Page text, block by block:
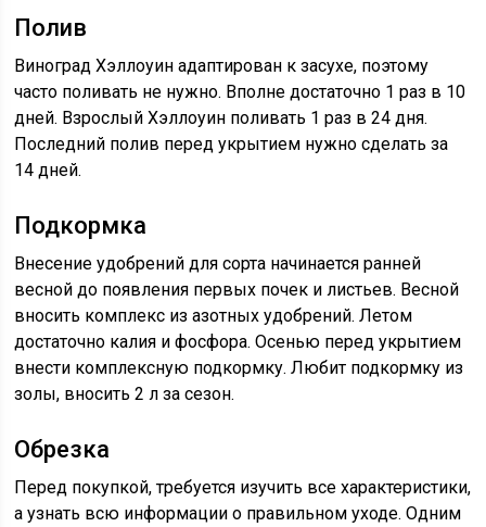
Полив
Виноград Хэллоуин адаптирован к засухе, поэтому
часто поливать не нужно. Вполне достаточно 1 раз в 10
дней. Взрослый Хэллоуин поливать 1 раз в 24 дня.
Последний полив перед укрытием нужно сделать за
14 дней.
Подкормка
Внесение удобрений для сорта начинается ранней
весной до появления первых почек и листьев. Весной
вносить комплекс из азотных удобрений. Летом
достаточно калия и фосфора. Осенью перед укрытием
внести комплексную подкормку. Любит подкормку из
золы, вносить 2 л за сезон.
Обрезка
Перед покупкой, требуется изучить все характеристики,
а узнать всю информации о правильном уходе. Одним